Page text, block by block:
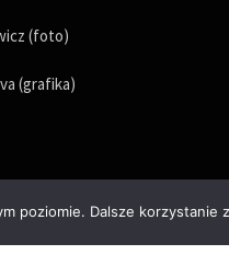
(foto)
(grafika)
poziomie. Dalsze